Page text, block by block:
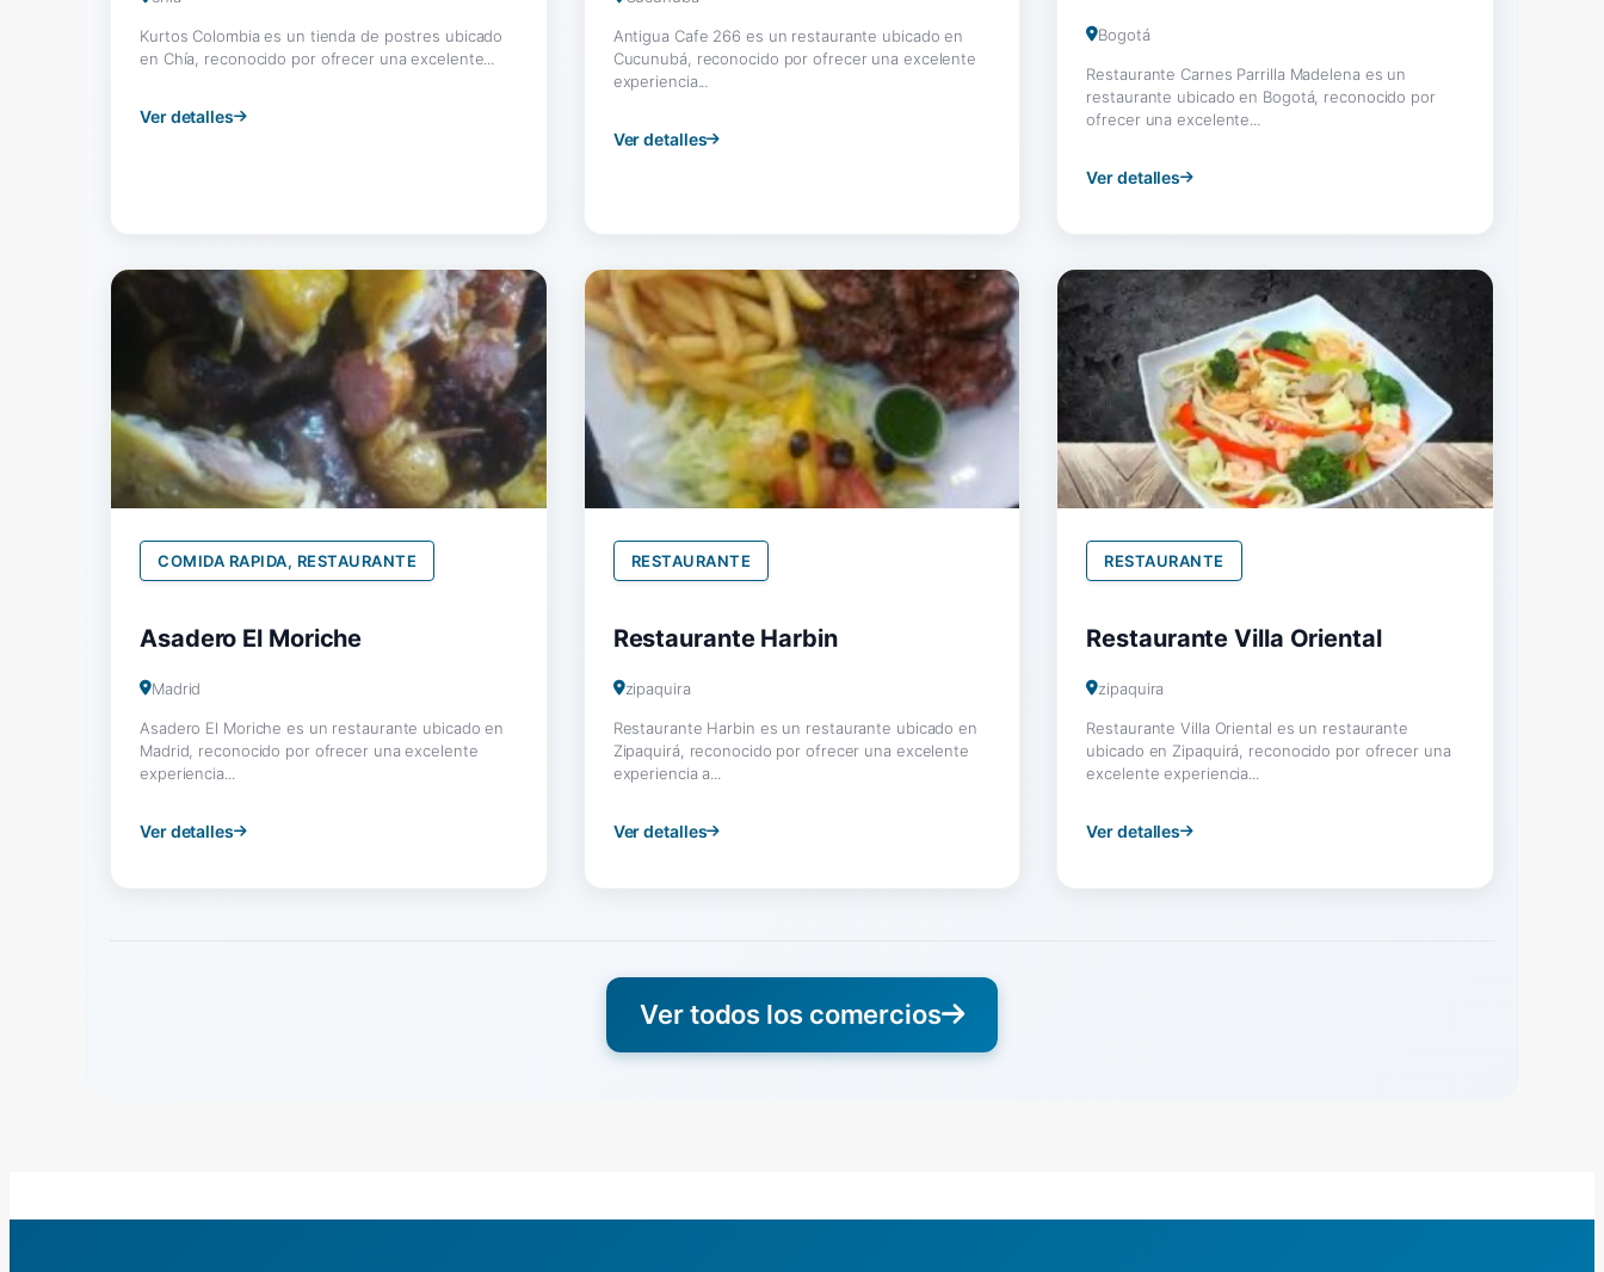
Kurtos Colombia es un tienda de postres ubicado
en Chía, reconocido por ofrecer una excelente...
Ver detalles
Antigua Cafe 266 es un restaurante ubicado en
Cucunubá, reconocido por ofrecer una excelente
experiencia...
Ver detalles
Bogotá
Restaurante Carnes Parrilla Madelena es un
restaurante ubicado en Bogotá, reconocido por
ofrecer una excelente...
Ver detalles
COMIDA RAPIDA, RESTAURANTE
Asadero El Moriche
Madrid
Asadero El Moriche es un restaurante ubicado en
Madrid, reconocido por ofrecer una excelente
experiencia...
Ver detalles
RESTAURANTE
Restaurante Harbin
zipaquira
Restaurante Harbin es un restaurante ubicado en
Zipaquirá, reconocido por ofrecer una excelente
experiencia a...
Ver detalles
RESTAURANTE
Restaurante Villa Oriental
zipaquira
Restaurante Villa Oriental es un restaurante
ubicado en Zipaquirá, reconocido por ofrecer una
excelente experiencia...
Ver detalles
Ver todos los comercios